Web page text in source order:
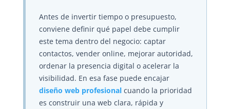
Antes de invertir tiempo o presupuesto,
conviene definir qué papel debe cumplir
este tema dentro del negocio: captar
contactos, vender online, mejorar autoridad,
ordenar la presencia digital o acelerar la
visibilidad. En esa fase puede encajar
diseño web profesionalcuando la prioridad
es construir una web clara, rápida y